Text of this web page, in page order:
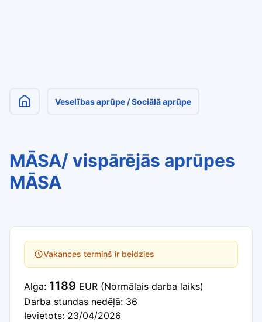
Veselības aprūpe / Sociālā aprūpe
MĀSA/ vispārējās aprūpes
MĀSA
Vakances termiņš ir beidzies
Alga: 1189 EUR (Normālais darba laiks)
Darba stundas nedēļā: 36
Ievietots: 23/04/2026